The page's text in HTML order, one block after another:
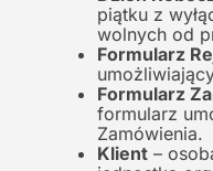
piątku z
wolnych od
Formularz
Formularz
formularz
Zamówienia.
Klient –